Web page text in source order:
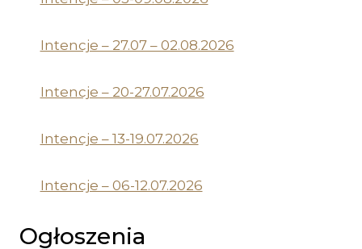
Intencje – 27.07 – 02.08.2026
Intencje – 20-27.07.2026
Intencje – 13-19.07.2026
Intencje – 06-12.07.2026
Ogłoszenia